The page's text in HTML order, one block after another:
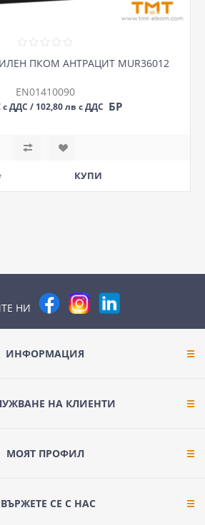
ПКОМ АНТРАЦИТ MUR36012
EN01410090
с ДДС / 102,80 лв с ДДС БР
НИ
ИНФОРМАЦИЯ
НА КЛИЕНТИ
МОЯТ ПРОФИЛ
СЕ С НАС